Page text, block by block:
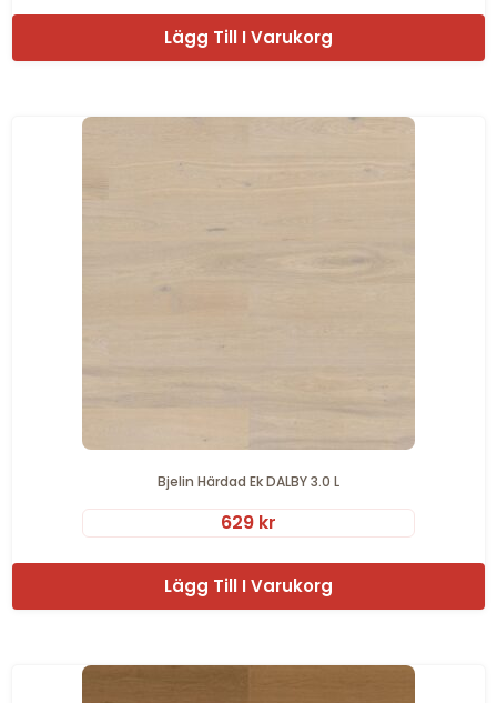
Lägg Till I Varukorg
Bjelin Härdad Ek DALBY 3.0 L
629 kr
Lägg Till I Varukorg